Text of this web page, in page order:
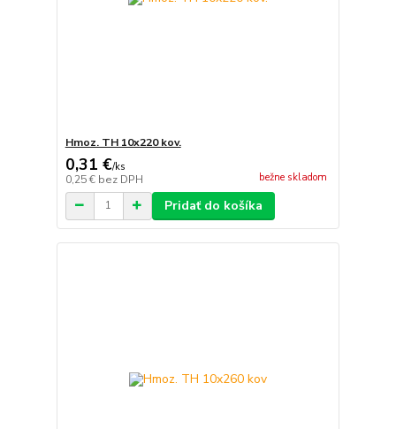
Hmoz. TH 10x220 kov.
0,31 €/ks
0,25 € bez DPH bežne skladom
Pridať do košíka